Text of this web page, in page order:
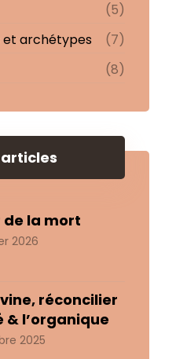
(5)
et archétypes
(7)
(8)
de la mort
2026
réconcilier
& l’organique
2025